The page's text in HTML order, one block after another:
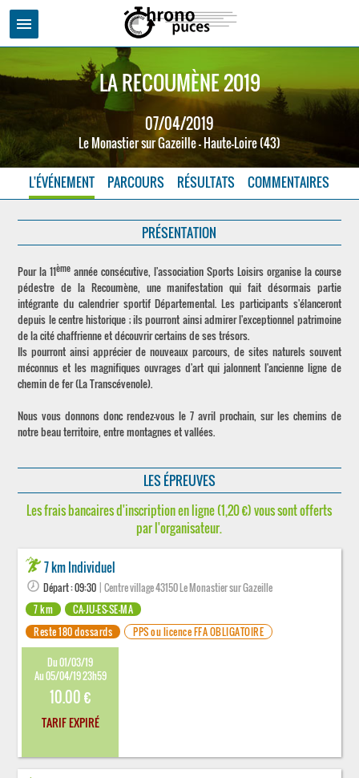
menu
LA RECOUMÈNE 2019
07/04/2019
Le Monastier sur Gazeille - Haute-Loire (43)
L'ÉVÉNEMENT PARCOURS RÉSULTATS COMMENTAIRES
PRÉSENTATION
Pour la 11ème année consécutive, l'association Sports Loisirs organise la course
pédestre de la Recoumène, une manifestation qui fait désormais partie
intégrante du calendrier sportif Départemental. Les participants s'élanceront
depuis le centre historique ; ils pourront ainsi admirer l'exceptionnel patrimoine
de la cité chaffrienne et découvrir certains de ses trésors.
Ils pourront ainsi apprécier de nouveaux parcours, de sites naturels souvent
méconnus et les magnifiques ouvrages d'art qui jalonnent l'ancienne ligne de
chemin de fer (La Transcévenole).
Nous vous donnons donc rendez-vous le 7 avril prochain, sur les chemins de
notre beau territoire, entre montagnes et vallées.
LES ÉPREUVES
Les frais bancaires d'inscription en ligne (1,20 €) vous sont offerts
par l'organisateur.
7 km Individuel
Départ : 09:30 | Centre village 43150 Le Monastier sur Gazeille
7 km
CA-JU-ES-SE-MA
Reste 180 dossards
PPS ou licence FFA OBLIGATOIRE
Du 01/03/19
Au 05/04/19 23h59
10.00 €
TARIF EXPIRÉ